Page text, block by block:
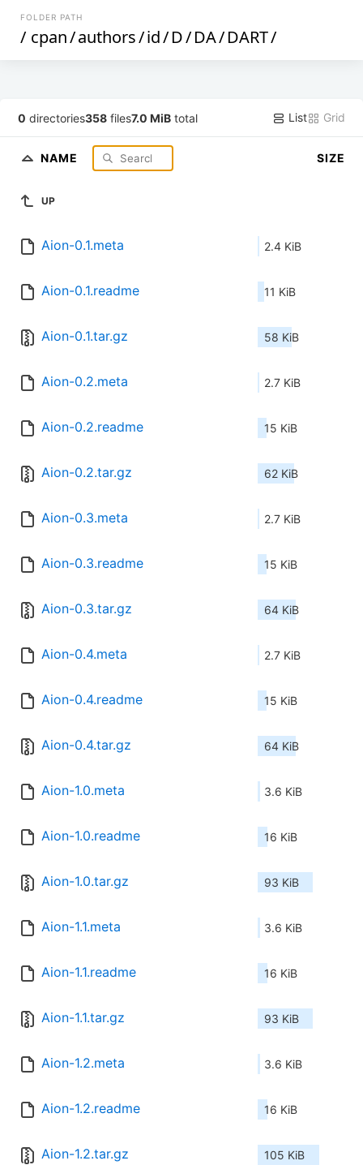
FOLDER PATH
/ cpan/authors/id/D/DA/DART/
0 directories358 files7.0 MiB total List Grid
NAME SIZE
UP
Aion-0.1.meta 2.4 KiB
Aion-0.1.readme 11 KiB
Aion-0.1.tar.gz 58 KiB
Aion-0.2.meta 2.7 KiB
Aion-0.2.readme 15 KiB
Aion-0.2.tar.gz 62 KiB
Aion-0.3.meta 2.7 KiB
Aion-0.3.readme 15 KiB
Aion-0.3.tar.gz 64 KiB
Aion-0.4.meta 2.7 KiB
Aion-0.4.readme 15 KiB
Aion-0.4.tar.gz 64 KiB
Aion-1.0.meta 3.6 KiB
Aion-1.0.readme 16 KiB
Aion-1.0.tar.gz 93 KiB
Aion-1.1.meta 3.6 KiB
Aion-1.1.readme 16 KiB
Aion-1.1.tar.gz 93 KiB
Aion-1.2.meta 3.6 KiB
Aion-1.2.readme 16 KiB
Aion-1.2.tar.gz 105 KiB